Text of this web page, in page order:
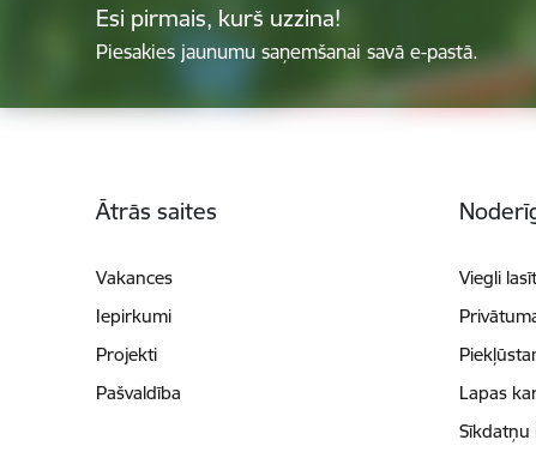
Esi pirmais, kurš uzzina!
Piesakies jaunumu saņemšanai savā e-pastā.
Ātrās saites
Vakances
Iepirkumi
Projekti
Pašvaldība
Viegli
Lapas
Sīkdatņu